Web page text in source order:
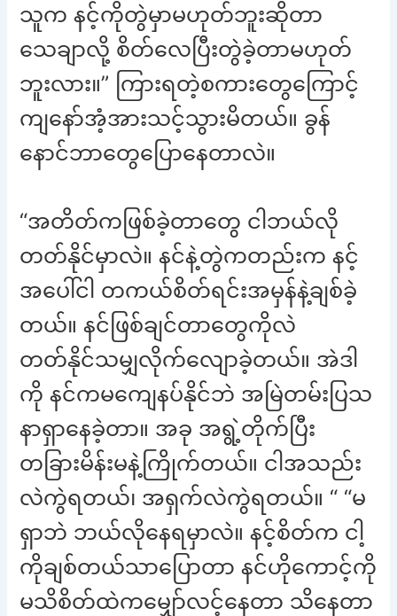
သူက နင့်ကိုတွဲမှာမဟုတ်ဘူးဆိုတာ
သေချာလို့ စိတ်လေပြီးတွဲခဲ့တာမဟုတ်
ဘူးလား။” ကြားရတဲ့စကားတွေကြောင့်
ကျနော်အံ့အားသင့်သွားမိတယ်။ ခွန်
နောင်ဘာတွေပြောနေတာလဲ။
“အတိတ်ကဖြစ်ခဲ့တာတွေ ငါဘယ်လို
တတ်နိုင်မှာလဲ။ နင်နဲ့တွဲကတည်းက နင့်
အပေါ်ငါ တကယ်စိတ်ရင်းအမှန်နဲ့ချစ်ခဲ့
တယ်။ နင်ဖြစ်ချင်တာတွေကိုလဲ
တတ်နိုင်သမျှလိုက်လျောခဲ့တယ်။ အဲဒါ
ကို နင်ကမကျေနပ်နိုင်ဘဲ အမြဲတမ်းပြသ
နာရှာနေခဲ့တာ။ အခု အရွဲ့တိုက်ပြီး
တခြားမိန်းမနဲ့ကြိုက်တယ်။ ငါအသည်း
လဲကွဲရတယ်၊ အရှက်လဲကွဲရတယ်။ “ “မ
ရှာဘဲ ဘယ်လိုနေရမှာလဲ။ နင့်စိတ်က ငါ့
ကိုချစ်တယ်သာပြောတာ နင်ဟိုကောင့်ကို
မသိစိတ်ထဲကမျှော်လင့်နေတာ သိနေတာ